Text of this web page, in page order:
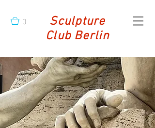
0
Sculpture
Club Berlin